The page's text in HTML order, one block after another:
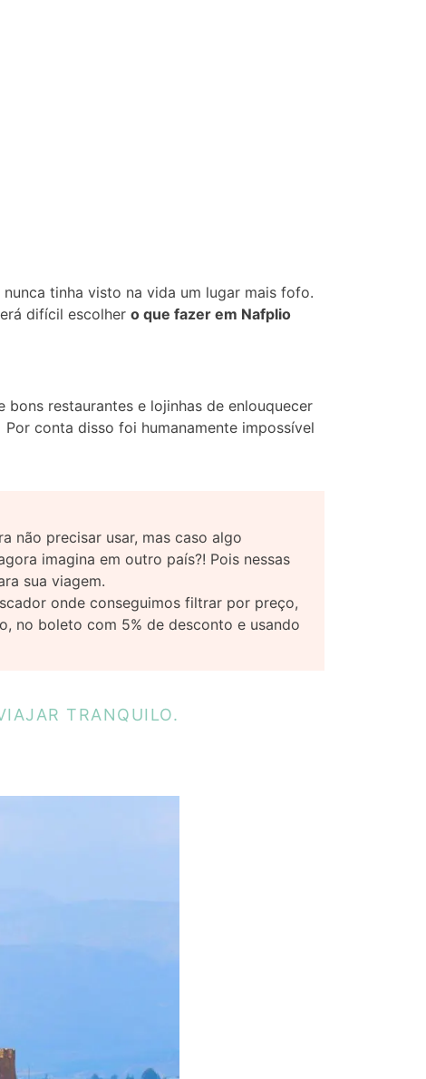
nunca tinha visto na vida um lugar mais fofo.
difícil escolher o que fazer em Nafplio
restaurantes e lojinhas de enlouquecer
conta disso foi humanamente impossível
não precisar usar, mas caso algo
imagina em outro país?! Pois nessas
sua viagem.
onde conseguimos filtrar por preço,
no boleto com 5% de desconto e usando
TRANQUILO.